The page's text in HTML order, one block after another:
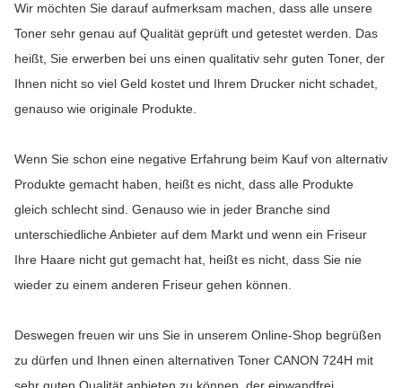
Wir möchten Sie darauf aufmerksam machen, dass alle unsere
Toner sehr genau auf Qualität geprüft und getestet werden. Das
heißt, Sie erwerben bei uns einen qualitativ sehr guten Toner, der
Ihnen nicht so viel Geld kostet und Ihrem Drucker nicht schadet,
genauso wie originale Produkte.
Wenn Sie schon eine negative Erfahrung beim Kauf von alternativ
Produkte gemacht haben, heißt es nicht, dass alle Produkte
gleich schlecht sind. Genauso wie in jeder Branche sind
unterschiedliche Anbieter auf dem Markt und wenn ein Friseur
Ihre Haare nicht gut gemacht hat, heißt es nicht, dass Sie nie
wieder zu einem anderen Friseur gehen können.
Deswegen freuen wir uns Sie in unserem Online-Shop begrüßen
zu dürfen und Ihnen einen alternativen Toner CANON 724H mit